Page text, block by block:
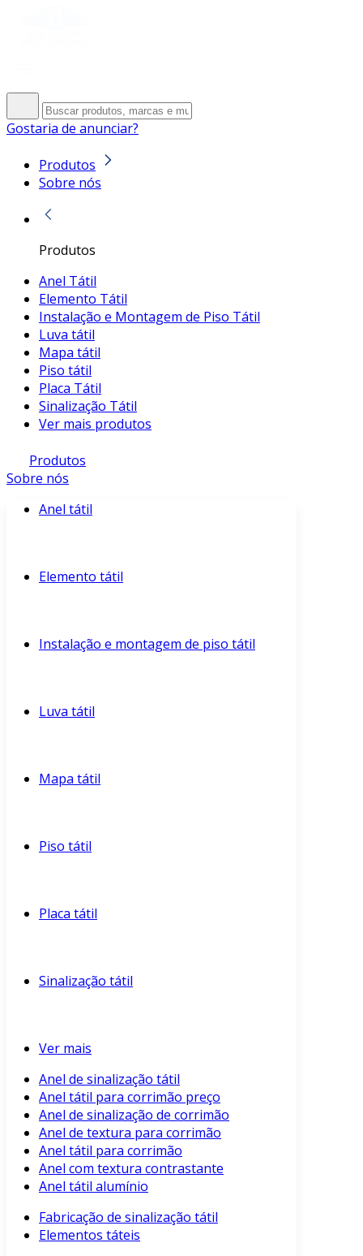
Gostaria de anunciar?
Produtos
Sobre nós
Produtos
Anel Tátil
Elemento Tátil
Instalação e Montagem de Piso Tátil
Luva tátil
Mapa tátil
Piso tátil
Placa Tátil
Sinalização Tátil
Ver mais produtos
Produtos
Sobre nós
Anel tátil
Elemento tátil
Instalação e montagem de piso tátil
Luva tátil
Mapa tátil
Piso tátil
Placa tátil
Sinalização tátil
Ver mais
Anel de sinalização tátil
Anel tátil para corrimão preço
Anel de sinalização de corrimão
Anel de textura para corrimão
Anel tátil para corrimão
Anel com textura contrastante
Anel tátil alumínio
Fabricação de sinalização tátil
Elementos táteis